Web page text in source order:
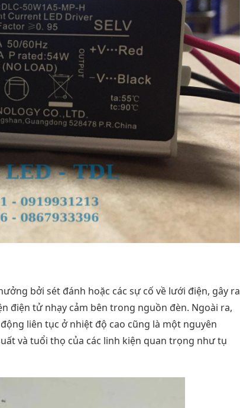
bởi sét đánh hoặc các sự cố về lưới điện, gây ra
điện tử nhạy cảm bên trong nguồn đèn. Ngoài ra,
liên tục ở nhiệt độ cao cũng là một nguyên
và tuổi thọ của các linh kiện quan trọng như tụ